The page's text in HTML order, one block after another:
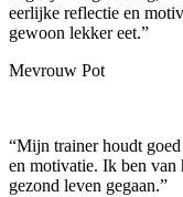
eerlijke reflectie en
gewoon lekker eet.”
Mevrouw Pot
“Mijn trainer houdt
en motivatie. Ik ben van
gezond leven gegaan.”